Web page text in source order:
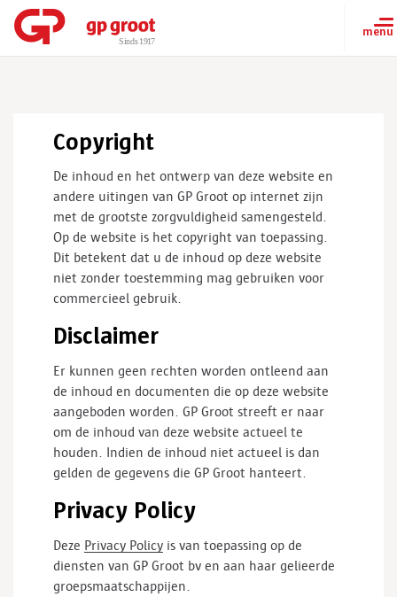
Copyright
De inhoud en het ontwerp van deze website en
andere uitingen van GP Groot op internet zijn
met de grootste zorgvuldigheid samengesteld.
Op de website is het copyright van toepassing.
Dit betekent dat u de inhoud op deze website
niet zonder toestemming mag gebruiken voor
commercieel gebruik.
Disclaimer
Er kunnen geen rechten worden ontleend aan
de inhoud en documenten die op deze website
aangeboden worden. GP Groot streeft er naar
om de inhoud van deze website actueel te
houden. Indien de inhoud niet actueel is dan
gelden de gegevens die GP Groot hanteert.
Privacy Policy
Deze Privacy Policy is van toepassing op de
diensten van GP Groot bv en aan haar gelieerde
groepsmaatschappijen.